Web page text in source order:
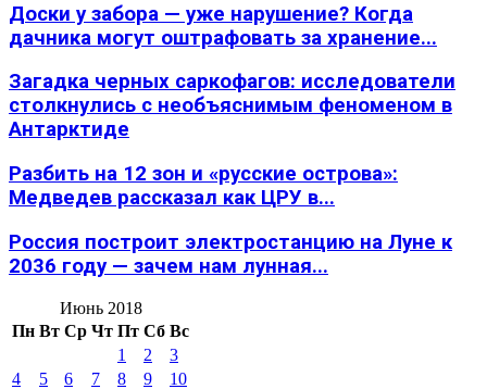
Доски у забора — уже нарушение? Когда
дачника могут оштрафовать за хранение...
Загадка черных саркофагов: исследователи
столкнулись с необъяснимым феноменом в
Антарктиде
Разбить на 12 зон и «русские острова»:
Медведев рассказал как ЦРУ в...
Россия построит электростанцию на Луне к
2036 году — зачем нам лунная...
Июнь 2018
Пн Вт Ср Чт Пт Сб Вс
1
2
3
4
5 6 7 8 9
10